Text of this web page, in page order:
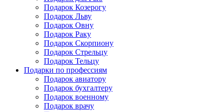
Подарок Козерогу
Подарок Льву
Подарок Овну
Подарок Раку
Подарок Скорпиону
Подарок Стрельцу
Подарок Тельцу
Подарки по профессиям
Подарок авиатору
Подарок бухгалтеру
Подарок военному
Подарок врачу